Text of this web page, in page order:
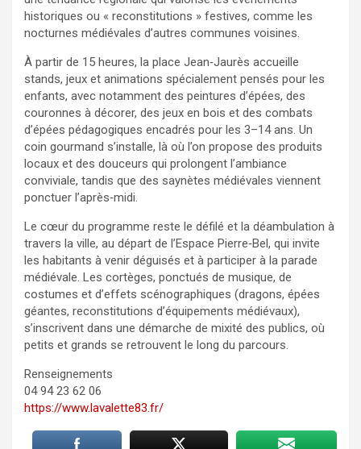
historiques ou « reconstitutions » festives, comme les
nocturnes médiévales d’autres communes voisines.
À partir de 15 heures, la place Jean‑Jaurès accueille
stands, jeux et animations spécialement pensés pour les
enfants, avec notamment des peintures d’épées, des
couronnes à décorer, des jeux en bois et des combats
d’épées pédagogiques encadrés pour les 3–14 ans. Un
coin gourmand s’installe, là où l’on propose des produits
locaux et des douceurs qui prolongent l’ambiance
conviviale, tandis que des saynètes médiévales viennent
ponctuer l’après‑midi.
Le cœur du programme reste le défilé et la déambulation à
travers la ville, au départ de l’Espace Pierre‑Bel, qui invite
les habitants à venir déguisés et à participer à la parade
médiévale. Les cortèges, ponctués de musique, de
costumes et d’effets scénographiques (dragons, épées
géantes, reconstitutions d’équipements médiévaux),
s’inscrivent dans une démarche de mixité des publics, où
petits et grands se retrouvent le long du parcours.
Renseignements
04 94 23 62 06
https://www.lavalette83.fr/